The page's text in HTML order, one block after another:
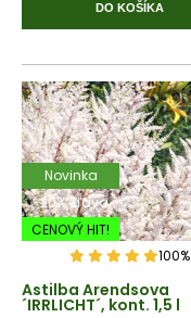
DO KOŠÍKA
Novinka
-20% Zľava
CENOVÝ HIT!
100%
Astilba Arendsova
´IRRLICHT´, kont. 1,5 l